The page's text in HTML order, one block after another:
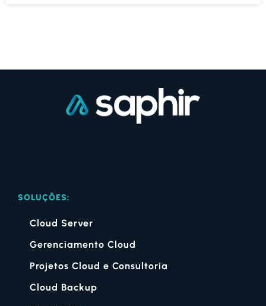
SOLUÇÕES:
Cloud Server
Gerenciamento Cloud
Projetos Cloud e Consultoria
Cloud Backup